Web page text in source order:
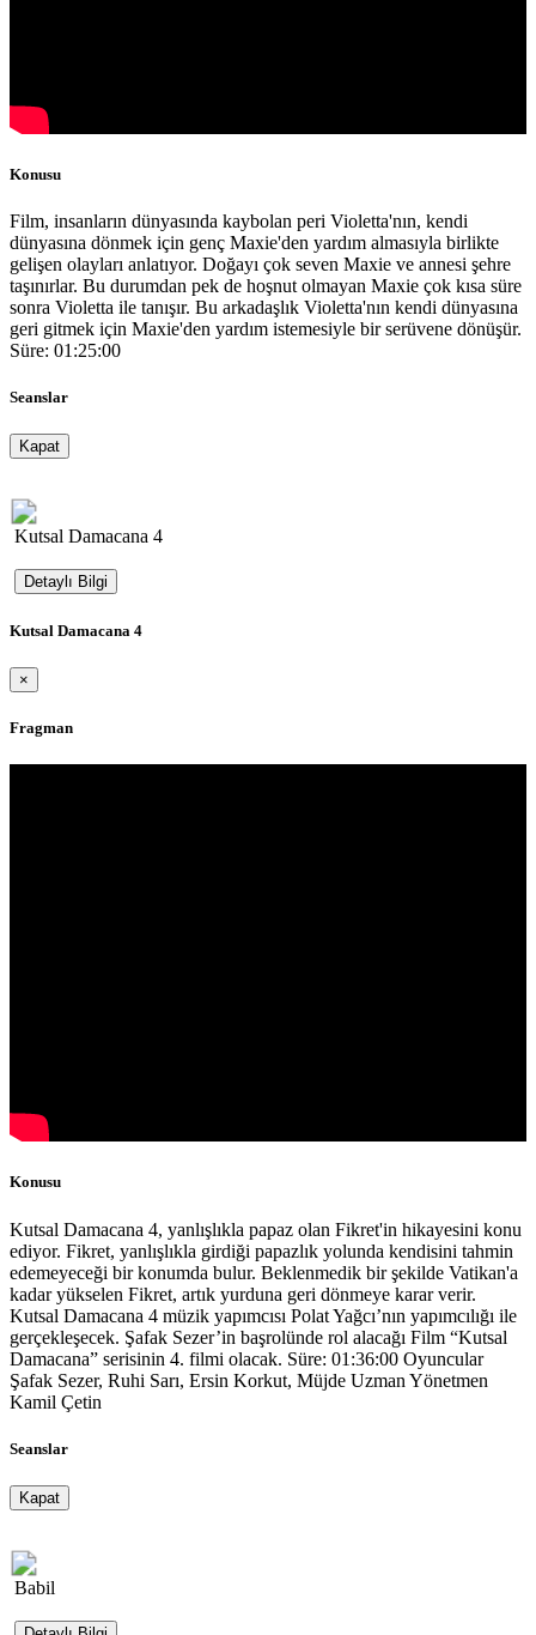
Konusu
Film, insanların dünyasında kaybolan peri Violetta'nın, kendi
dünyasına dönmek için genç Maxie'den yardım almasıyla birlikte
gelişen olayları anlatıyor. Doğayı çok seven Maxie ve annesi şehre
taşınırlar. Bu durumdan pek de hoşnut olmayan Maxie çok kısa süre
sonra Violetta ile tanışır. Bu arkadaşlık Violetta'nın kendi dünyasına
geri gitmek için Maxie'den yardım istemesiyle bir serüvene dönüşür.
Süre: 01:25:00
Seanslar
Kapat
Kutsal Damacana 4
Detaylı Bilgi
Kutsal Damacana 4
×
Fragman
Konusu
Kutsal Damacana 4, yanlışlıkla papaz olan Fikret'in hikayesini konu
ediyor. Fikret, yanlışlıkla girdiği papazlık yolunda kendisini tahmin
edemeyeceği bir konumda bulur. Beklenmedik bir şekilde Vatikan'a
kadar yükselen Fikret, artık yurduna geri dönmeye karar verir.
Kutsal Damacana 4 müzik yapımcısı Polat Yağcı’nın yapımcılığı ile
gerçekleşecek. Şafak Sezer’in başrolünde rol alacağı Film “Kutsal
Damacana” serisinin 4. filmi olacak. Süre: 01:36:00 Oyuncular
Şafak Sezer, Ruhi Sarı, Ersin Korkut, Müjde Uzman Yönetmen
Kamil Çetin
Seanslar
Kapat
Babil